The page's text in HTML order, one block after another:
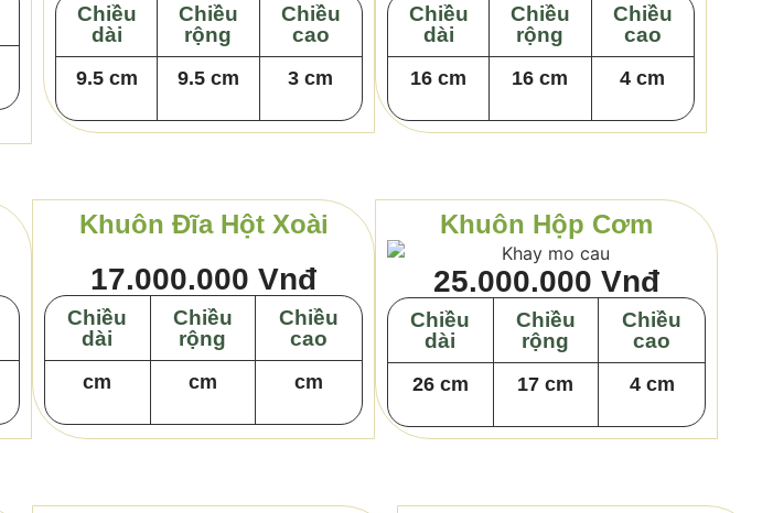
Chiều
dài
Chiều
rộng
Chiều
cao
9.5 cm 9.5 cm 3 cm
Chiều
dài
Chiều
rộng
Chiều
cao
16 cm 16 cm 4 cm
Khuôn Đĩa Hột Xoài
17.000.000 Vnđ
Chiều
dài
Chiều
rộng
Chiều
cao
cm cm cm
Khuôn Hộp Cơm
25.000.000 Vnđ
Chiều
dài
Chiều
rộng
Chiều
cao
26 cm 17 cm 4 cm